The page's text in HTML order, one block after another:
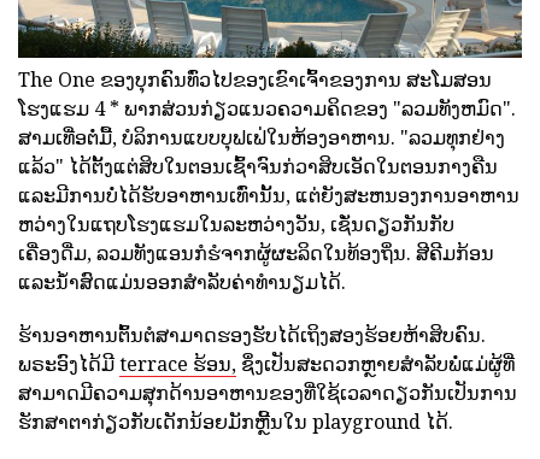
The One ຂອງບຸກຄົນທົ່ວໄປຂອງເຂົາເຈົ້າຂອງການ ສະໂມສອນ
ໂຮງແຮມ 4 * ພາກສ່ວນກ່ຽວແນວຄວາມຄິດຂອງ "ລວມທັງຫມົດ".
ສາມເທື່ອຕໍ່ມື້, ບໍລິການແບບບຸຟເຟ່ໃນຫ້ອງອາຫານ. "ລວມທຸກຢ່າງ
ແລ້ວ" ໄດ້ຕັ້ງແຕ່ສິບໃນຕອນເຊົ້າຈົນກ່ວາສິບເອັດໃນຕອນກາງຄືນ
ແລະມີການບໍ່ໄດ້ຮັບອາຫານເທົ່ານັ້ນ, ແຕ່ຍັງສະຫນອງການອາຫານ
ຫວ່າງໃນແຖບໂຮງແຮມໃນລະຫວ່າງວັນ, ເຊັ່ນດຽວກັນກັບ
ເຄື່ອງດື່ມ, ລວມທັງແອນກໍຮໍຈາກຜູ້ຜະລິດໃນທ້ອງຖິ່ນ. ສີຄີມກ້ອນ
ແລະນ້ໍາສົດແມ່ນອອກສໍາລັບຄ່າທໍານຽມໄດ້.
ຮ້ານອາຫານຕົ້ນຕໍສາມາດຮອງຮັບໄດ້ເຖິງສອງຮ້ອຍຫ້າສິບຄົນ.
ພຣະອົງໄດ້ມີterrace ຮ້ອນ, ຊຶ່ງເປັນສະດວກຫຼາຍສໍາລັບພໍ່ແມ່ຜູ້ທີ່
ສາມາດມີຄວາມສຸກດ້ານອາຫານຂອງທີ່ໃຊ້ເວລາດຽວກັນເປັນການ
ຮັກສາຕາກ່ຽວກັບເດັກນ້ອຍມັກຫຼີ້ນໃນ playground ໄດ້.